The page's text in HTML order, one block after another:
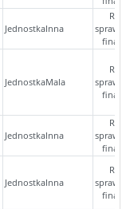
JednostkaInna
JednostkaMala
JednostkaInna
JednostkaInna